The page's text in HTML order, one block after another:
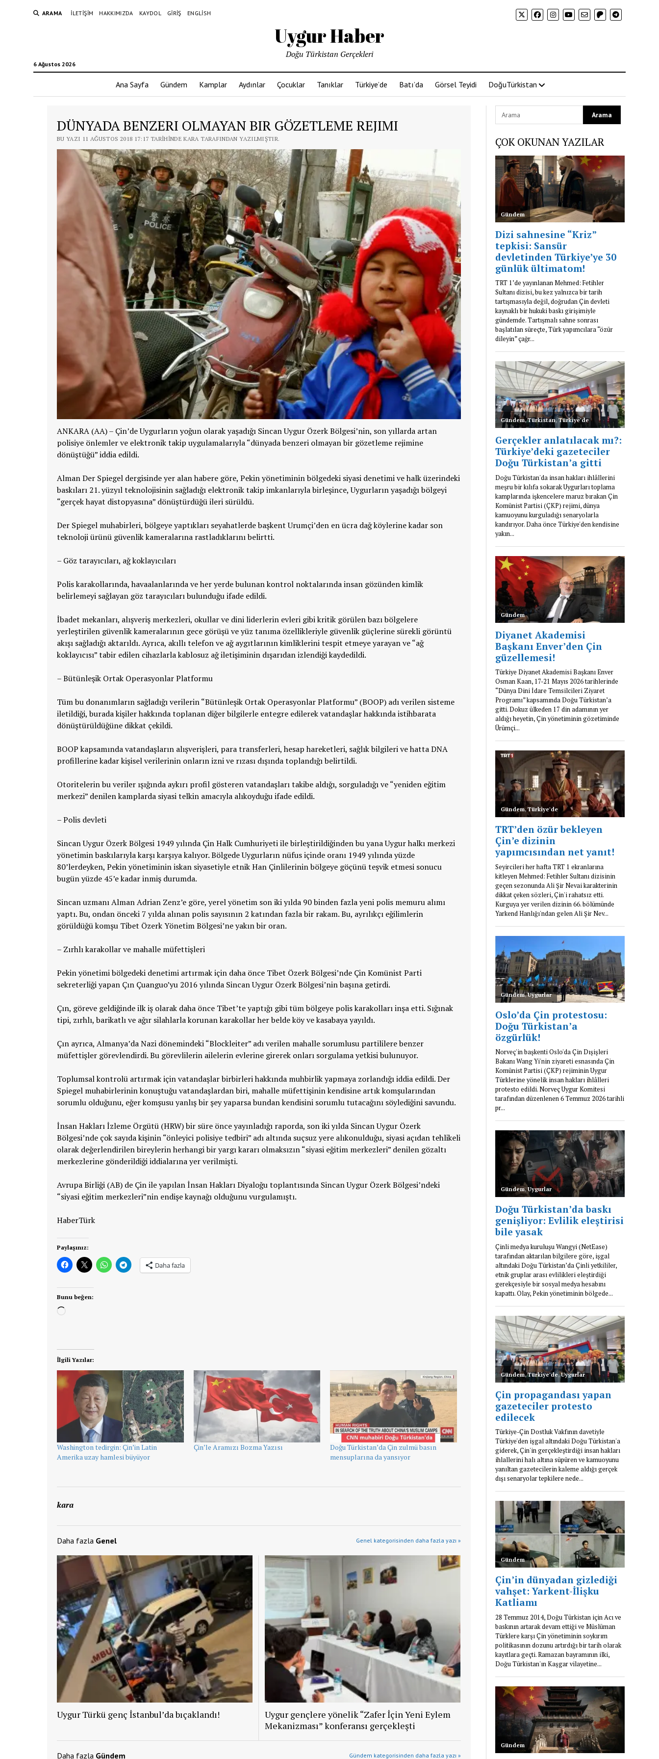
ARAMA İLETIŞIM HAKKIMIZDA KAYDOL GIRIŞ ENGLISH
Uygur Haber
6 Ağustos 2026
Doğu Türkistan Gerçekleri
Ana Sayfa Gündem Kamplar Aydınlar Çocuklar Tanıklar Türkiye’de Batı’da Görsel Teyidi DoğuTürkistan
DÜNYADA BENZERI OLMAYAN BIR GÖZETLEME REJIMI
BU YAZI 11 AĞUSTOS 2018 17:17 TARIHINDE KARA TARAFINDAN YAZILMIŞTIR.
ANKARA (AA) – Çin’de Uygurların yoğun olarak yaşadığı Sincan Uygur Özerk Bölgesi’nin, son yıllarda artan
polisiye önlemler ve elektronik takip uygulamalarıyla “dünyada benzeri olmayan bir gözetleme rejimine
dönüştüğü” iddia edildi.
Alman Der Spiegel dergisinde yer alan habere göre, Pekin yönetiminin bölgedeki siyasi denetimi ve halk üzerindeki
baskıları 21. yüzyıl teknolojisinin sağladığı elektronik takip imkanlarıyla birleşince, Uygurların yaşadığı bölgeyi
“gerçek hayat distopyasına” dönüştürdüğü ileri sürüldü.
Der Spiegel muhabirleri, bölgeye yaptıkları seyahatlerde başkent Urumçi’den en ücra dağ köylerine kadar son
teknoloji ürünü güvenlik kameralarına rastladıklarını belirtti.
– Göz tarayıcıları, ağ koklayıcıları
Polis karakollarında, havaalanlarında ve her yerde bulunan kontrol noktalarında insan gözünden kimlik
belirlemeyi sağlayan göz tarayıcıları bulunduğu ifade edildi.
İbadet mekanları, alışveriş merkezleri, okullar ve dini liderlerin evleri gibi kritik görülen bazı bölgelere
yerleştirilen güvenlik kameralarının gece görüşü ve yüz tanıma özellikleriyle güvenlik güçlerine sürekli görüntü
akışı sağladığı aktarıldı. Ayrıca, akıllı telefon ve ağ aygıtlarının kimliklerini tespit etmeye yarayan ve “ağ
koklayıcısı” tabir edilen cihazlarla kablosuz ağ iletişiminin dışarıdan izlendiği kaydedildi.
– Bütünleşik Ortak Operasyonlar Platformu
Tüm bu donanımların sağladığı verilerin “Bütünleşik Ortak Operasyonlar Platformu” (BOOP) adı verilen sisteme
iletildiği, burada kişiler hakkında toplanan diğer bilgilerle entegre edilerek vatandaşlar hakkında istihbarata
dönüştürüldüğüne dikkat çekildi.
BOOP kapsamında vatandaşların alışverişleri, para transferleri, hesap hareketleri, sağlık bilgileri ve hatta DNA
profillerine kadar kişisel verilerinin onların izni ve rızası dışında toplandığı belirtildi.
Otoritelerin bu veriler ışığında aykırı profil gösteren vatandaşları takibe aldığı, sorguladığı ve “yeniden eğitim
merkezi” denilen kamplarda siyasi telkin amacıyla alıkoyduğu ifade edildi.
– Polis devleti
Sincan Uygur Özerk Bölgesi 1949 yılında Çin Halk Cumhuriyeti ile birleştirildiğinden bu yana Uygur halkı merkezi
yönetimin baskılarıyla karşı karşıya kalıyor. Bölgede Uygurların nüfus içinde oranı 1949 yılında yüzde
80’lerdeyken, Pekin yönetiminin iskan siyasetiyle etnik Han Çinlilerinin bölgeye göçünü teşvik etmesi sonucu
bugün yüzde 45’e kadar inmiş durumda.
Sincan uzmanı Alman Adrian Zenz’e göre, yerel yönetim son iki yılda 90 binden fazla yeni polis memuru alımı
yaptı. Bu, ondan önceki 7 yılda alınan polis sayısının 2 katından fazla bir rakam. Bu, ayrılıkçı eğilimlerin
görüldüğü komşu Tibet Özerk Yönetim Bölgesi’ne yakın bir oran.
– Zırhlı karakollar ve mahalle müfettişleri
Pekin yönetimi bölgedeki denetimi artırmak için daha önce Tibet Özerk Bölgesi’nde Çin Komünist Parti
sekreterliği yapan Çın Çuanguo’yu 2016 yılında Sincan Uygur Özerk Bölgesi’nin başına getirdi.
Çın, göreve geldiğinde ilk iş olarak daha önce Tibet’te yaptığı gibi tüm bölgeye polis karakolları inşa etti. Sığınak
tipi, zırhlı, barikatlı ve ağır silahlarla korunan karakollar her belde köy ve kasabaya yayıldı.
Çın ayrıca, Almanya’da Nazi dönemindeki “Blockleiter” adı verilen mahalle sorumlusu partililere benzer
müfettişler görevlendirdi. Bu görevlilerin ailelerin evlerine girerek onları sorgulama yetkisi bulunuyor.
Toplumsal kontrolü artırmak için vatandaşlar birbirleri hakkında muhbirlik yapmaya zorlandığı iddia edildi. Der
Spiegel muhabirlerinin konuştuğu vatandaşlardan biri, mahalle müfettişinin kendisine artık komşularından
sorumlu olduğunu, eğer komşusu yanlış bir şey yaparsa bundan kendisini sorumlu tutacağını söylediğini savundu.
İnsan Hakları İzleme Örgütü (HRW) bir süre önce yayınladığı raporda, son iki yılda Sincan Uygur Özerk
Bölgesi’nde çok sayıda kişinin “önleyici polisiye tedbiri” adı altında suçsuz yere alıkonulduğu, siyasi açıdan tehlikeli
olarak değerlendirilen bireylerin herhangi bir yargı kararı olmaksızın “siyasi eğitim merkezleri” denilen gözaltı
merkezlerine gönderildiği iddialarına yer verilmişti.​
Avrupa Birliği (AB) de Çin ile yapılan İnsan Hakları Diyaloğu toplantısında Sincan Uygur Özerk Bölgesi’ndeki
“siyasi eğitim merkezleri”nin endişe kaynağı olduğunu vurgulamıştı.
HaberTürk
Paylaşınız:
Daha fazla
Bunu beğen:
Yükleniyor...
İlgili Yazılar:
Washington tedirgin: Çin’in Latin
Amerika uzay hamlesi büyüyor
Çin’le Aramızı Bozma Yazısı
Doğu Türkistan’da Çin zulmü basın
mensuplarına da yansıyor
kara
Daha fazla Genel Genel kategorisinden daha fazla yazı »
Uygur Türkü genç İstanbul’da bıçaklandı!
Uygur gençlere yönelik “Zafer İçin Yeni Eylem
Mekanizması” konferansı gerçekleşti
Daha fazla Gündem Gündem kategorisinden daha fazla yazı »
ÇOK OKUNAN YAZILAR